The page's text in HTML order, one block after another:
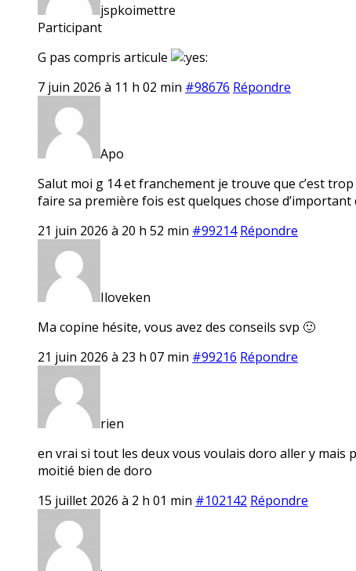
jspkoimettre
Participant
G pas compris articule
7 juin 2026 à 11 h 02 min #98676 Répondre
Apo
Salut moi g 14 et franchement je trouve que c’est
faire sa première fois est quelques chose
21 juin 2026 à 20 h 52 min #99214 Répondre
Iloveken
Ma copine hésite, vous avez des conseils svp 🙂
21 juin 2026 à 23 h 07 min #99216 Répondre
rien
en vrai si tout les deux vous voulais doro aller y mais
moitié bien de doro
15 juillet 2026 à 2 h 01 min #102142 Répondre
.